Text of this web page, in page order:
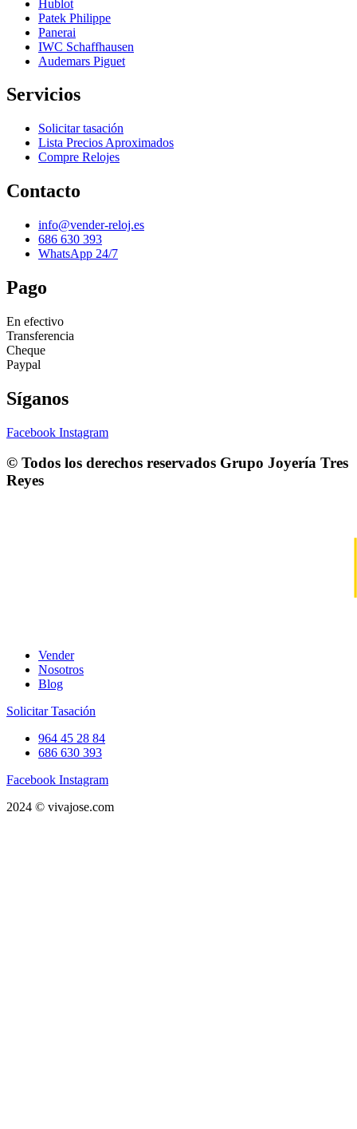
Hublot
Patek Philippe
Panerai
IWC Schaffhausen
Audemars Piguet
Servicios
Solicitar tasación
Lista Precios Aproximados
Compre Relojes
Contacto
info@vender-reloj.es
686 630 393
WhatsApp 24/7
Pago
En efectivo
Transferencia
Cheque
Paypal
Síganos
Facebook Instagram
© Todos los derechos reservados Grupo Joyería Tres
Reyes
Vender
Nosotros
Blog
Solicitar Tasación
964 45 28 84
686 630 393
Facebook Instagram
2024 © vivajose.com